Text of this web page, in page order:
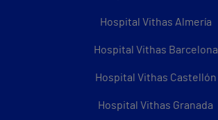
Hospital Vithas Almería
Hospital Vithas Barcelona
Hospital Vithas Castellón
Hospital Vithas Granada